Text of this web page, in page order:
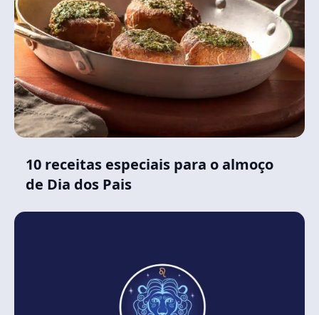
10 receitas especiais para o almoço
de Dia dos Pais